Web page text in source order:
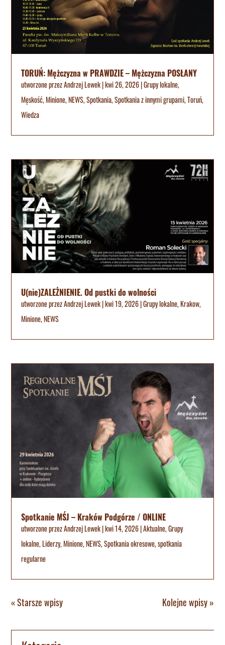
TORUŃ: Mężczyzna w PRAWDZIE – Mężczyzna POSŁANY
utworzone przezAndrzej Lewek|kwi 26, 2026|Grupy lokalne,
Męskość,Minione,NEWS,Spotkania,Spotkania z innymi grupami,Toruń,
Wiedza
U(nie)ZALEŻNIENIE. Od pustki do wolności
utworzone przezAndrzej Lewek|kwi 19, 2026|Grupy lokalne,Krakow,
Minione,NEWS
Spotkanie MŚJ – Kraków Podgórze / ONLINE
utworzone przezAndrzej Lewek|kwi 14, 2026|Aktualne,Grupy
lokalne,Liderzy,Minione,NEWS,Spotkania okresowe,spotkania
regularne
« Starsze wpisy Kolejne wpisy »